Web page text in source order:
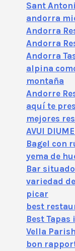
Sant
andorra
Andorra
Andorra
Andorra
alpina
montaña
Andorre
aquí te
mejores
AVUI
Bagel con
yema de
Bar
variedad
picar
best
Best
Vella Parish
bon